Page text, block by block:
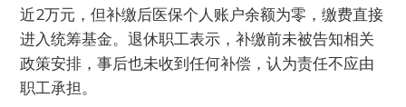
近2万元，但补缴后医保个人账户余额为零，缴费直接
进入统筹基金。退休职工表示，补缴前未被告知相关
政策安排，事后也未收到任何补偿，认为责任不应由
职工承担。